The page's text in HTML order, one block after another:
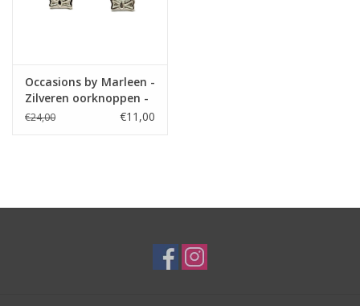
Occasions by Marleen -
Zilveren oorknoppen -
Clowntje
€24,00 €11,00